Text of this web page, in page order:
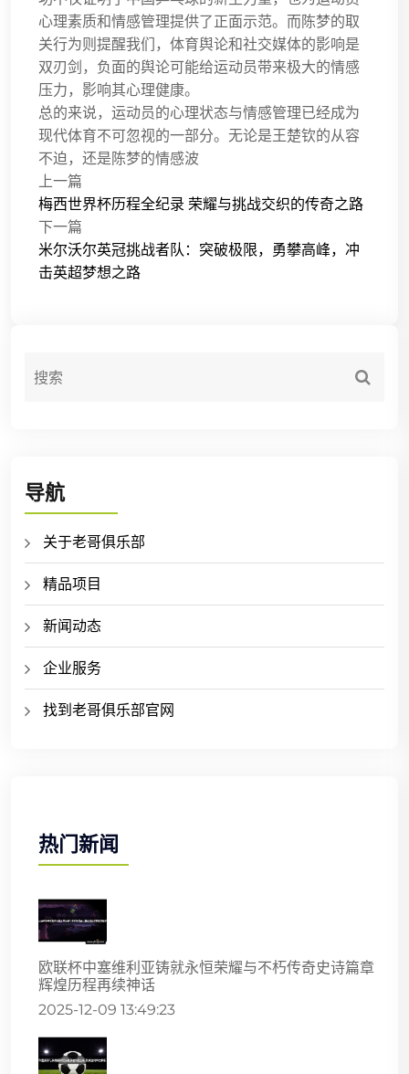
心理素质和情感管理提供了正面示范。而陈梦的取
关行为则提醒我们，体育舆论和社交媒体的影响是
双刃剑，负面的舆论可能给运动员带来极大的情感
压力，影响其心理健康。
总的来说，运动员的心理状态与情感管理已经成为
现代体育不可忽视的一部分。无论是王楚钦的从容
不迫，还是陈梦的情感波
上一篇
梅西世界杯历程全纪录 荣耀与挑战交织的传奇之路
下一篇
米尔沃尔英冠挑战者队：突破极限，勇攀高峰，冲
击英超梦想之路
导航
关于老哥俱乐部
精品项目
新闻动态
企业服务
找到老哥俱乐部官网
热门新闻
欧联杯中塞维利亚铸就永恒荣耀与不朽传奇史诗篇章
辉煌历程再续神话
2025-12-09 13:49:23